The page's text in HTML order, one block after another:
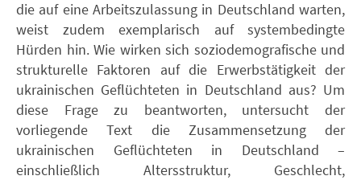
die auf eine Arbeitszulassung in Deutschland warten,
weist zudem exemplarisch auf systembedingte
Hürden hin. Wie wirken sich soziodemografische und
strukturelle Faktoren auf die Erwerbstätigkeit der
ukrainischen Geflüchteten in Deutschland aus? Um
diese Frage zu beantworten, untersucht der
vorliegende Text die Zusammensetzung der
ukrainischen Geflüchteten in Deutschland –
einschließlich Altersstruktur, Geschlecht,